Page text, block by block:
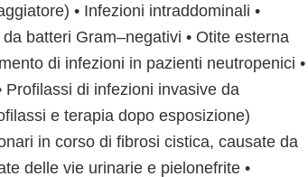
• Infezioni intraddominali •
batteri Gram–negativi • Otite esterna
di infezioni in pazienti neutropenici •
di infezioni invasive da
e terapia dopo esposizione)
in corso di fibrosi cistica, causate da
delle vie urinarie e pielonefrite •